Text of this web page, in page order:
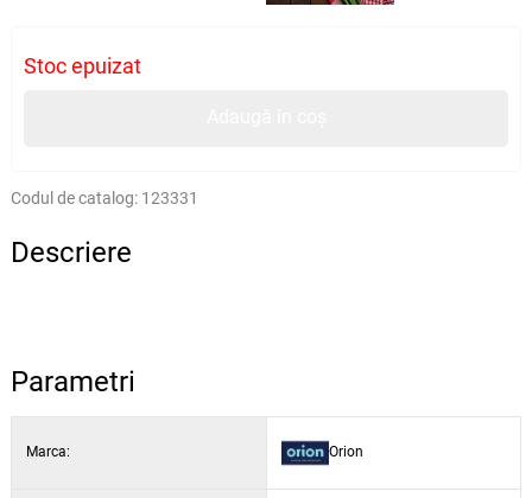
Stoc epuizat
Codul de catalog: 123331
Descriere
Parametri
Marca: Orion